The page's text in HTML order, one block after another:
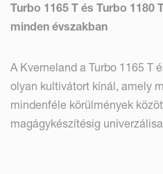
Turbo 1165 T és Turbo 1180
minden évszakban
A Kverneland a Turbo 1165 T
olyan kultivátort kínál, amely
mindenféle körülmények
magágykészítésig